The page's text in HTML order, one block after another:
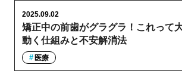
矯正中の前歯がグラグラ！これって
動く仕組みと不安解消法
2025.09.02
医療